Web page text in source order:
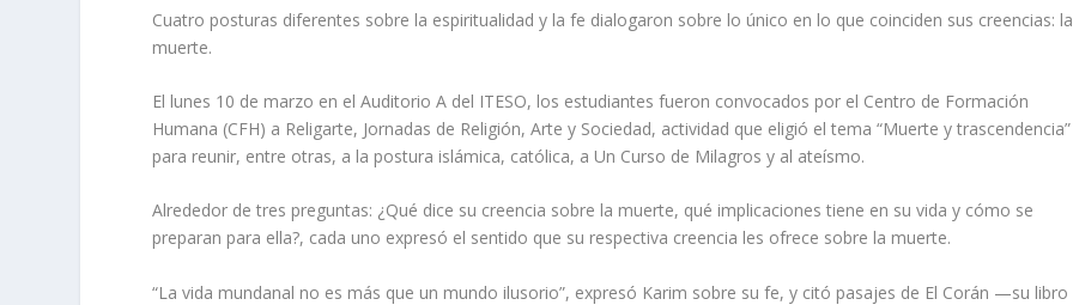
Cuatro posturas diferentes sobre la espiritualidad y la fe dialogaron sobre lo único en lo que coinciden sus creencias: la
muerte.
El lunes 10 de marzo en el Auditorio A del ITESO, los estudiantes fueron convocados por el Centro de Formación
Humana (CFH) a Religarte, Jornadas de Religión, Arte y Sociedad, actividad que eligió el tema “Muerte y trascendencia”
para reunir, entre otras, a la postura islámica, católica, a Un Curso de Milagros y al ateísmo.
Alrededor de tres preguntas: ¿Qué dice su creencia sobre la muerte, qué implicaciones tiene en su vida y cómo se
preparan para ella?, cada uno expresó el sentido que su respectiva creencia les ofrece sobre la muerte.
“La vida mundanal no es más que un mundo ilusorio”, expresó Karim sobre su fe, y citó pasajes de El Corán —su libro